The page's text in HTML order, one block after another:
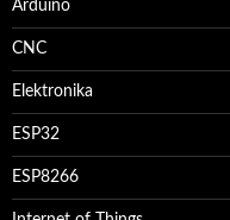
Arduino
CNC
Elektronika
ESP32
ESP8266